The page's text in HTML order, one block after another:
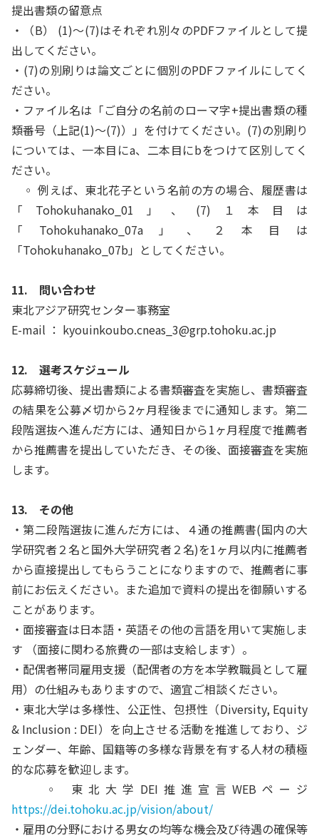
提出書類の留意点
・
（B） (1)～(7)はそれぞれ別々のPDFファイルとして提
出してください。
・ (7)の別刷りは論文ごとに個別のPDFファイルにしてく
ださい。
・ファイル名は「ご自分の名前のローマ字+提出書類の種
類番号（上記(1)～(7)）」を付けてください。(7)の別刷り
については、一本目にa、二本目にbをつけて区別してく
ださい。
◦ 例えば、東北花子という名前の方の場合、履歴書は
「Tohokuhanako_01」、(7)１本目は
「Tohokuhanako_07a」、２本目は
「Tohokuhanako_07b」としてください。
11. 問い合わせ
東北アジア研究センター事務室
E-mail ： kyouinkoubo.cneas_3@grp.tohoku.ac.jp
12. 選考スケジュール
応募締切後、提出書類による書類審査を実施し、書類審査
の結果を公募〆切から2ヶ月程後までに通知します。第二
段階選抜へ進んだ方には、通知日から1ヶ月程度で推薦者
から推薦書を提出していただき、その後、⾯接審査を実施
します。
13. その他
・第二段階選抜に進んだ方には、４通の推薦書(国内の大
学研究者２名と国外大学研究者２名)を1ヶ月以内に推薦者
から直接提出してもらうことになりますので、推薦者に事
前にお伝えください。また追加で資料の提出を御願いする
ことがあります。
・面接審査は日本語・英語その他の言語を⽤いて実施しま
す （面接に関わる旅費の一部は支給します）。
・配偶者帯同雇用支援（配偶者の方を本学教職員として雇
用）の仕組みもありますので、適宜ご相談ください。
・東北⼤学は多様性、公正性、包摂性（Diversity, Equity
& Inclusion : DEI）を向上させる活動を推進しており、ジ
ェンダー、年齢、国籍等の多様な背景を有する⼈材の積極
的な応募を歓迎します。
◦
東北⼤学DEI推進宣⾔WEBページ
https://dei.tohoku.ac.jp/vision/about/
・雇⽤の分野における男⼥の均等な機会及び待遇の確保等